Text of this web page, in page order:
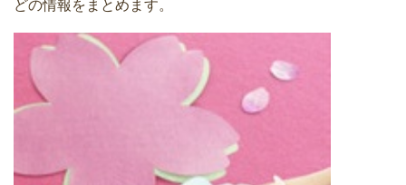
どの情報をまとめます。